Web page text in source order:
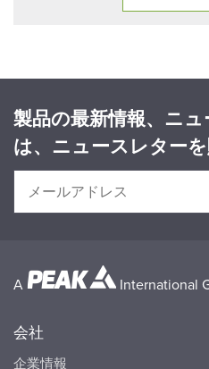
製品の最新情報、ニ
は、ニュースレター
A International
会社
企業情報